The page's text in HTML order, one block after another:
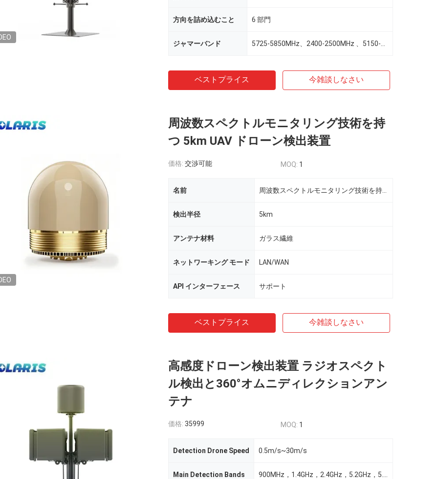
方向を詰め込むこと 6 部門
ジャマーバンド
ベストプライス 今雑談しなさい
周波数スペクトルモニタリング技術を持
つ 5km UAV ドローン検出装置
価格: 交渉可能 MOQ: 1
名前
検出半径 5km
アンテナ材料 ガラス繊維
ネットワーキング モード LAN/WAN
API インターフェース サポート
ベストプライス 今雑談しなさい
高感度ドローン検出装置 ラジオスペクト
ル検出と360°オムニディレクションアン
テナ
価格: 35999 MOQ: 1
Detection Drone Speed 0.5m/s~30m/s
Main Detection Bands